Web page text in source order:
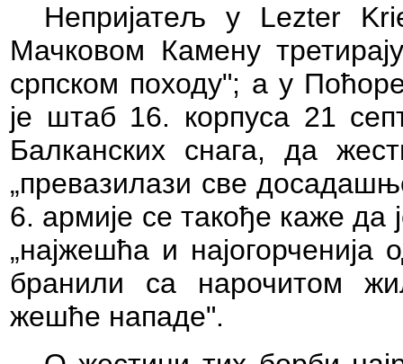
Непријатељ у Lezter
Мачковом Камену
српском походу"; а у
је штаб 16. корпуса 21
Балканских снага, да
„превазилази све
6. армије се такође каже
„најжешћа и
бранили са нарочитом
жешће нападе".